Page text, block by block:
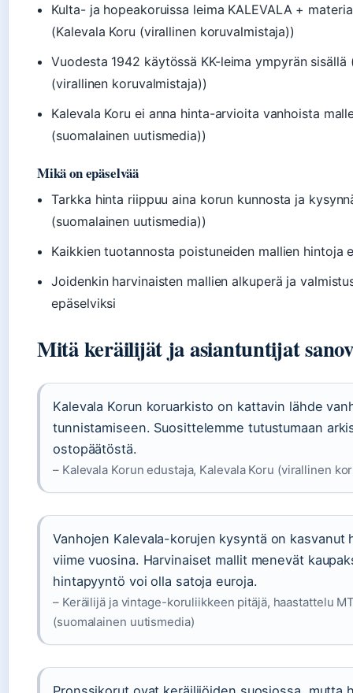
Kulta- ja hopeakoruissa leima KALEVALA +
(Kalevala Koru (virallinen koruvalmistaja))
Vuodesta 1942 käytössä KK-leima ympyrän sisällä
(virallinen koruvalmistaja))
Kalevala Koru ei anna hinta-arvioita vanhoista
(suomalainen uutismedia))
Mikä on epäselvää
Tarkka hinta riippuu aina korun kunnosta ja
(suomalainen uutismedia))
Kaikkien tuotannosta poistuneiden mallien hintoja
Joidenkin harvinaisten mallien alkuperä ja
epäselviksi
Mitä keräilijät ja asiantuntijat
Kalevala Korun koruarkisto on kattavin lähde
tunnistamiseen. Suosittelemme tutustumaan
ostopäätöstä.
– Kalevala Korun edustaja, Kalevala Koru (virallinen
Vanhojen Kalevala-korujen kysyntä on kasvanut
viime vuosina. Harvinaiset mallit menevät
hintapyyntö voi olla satoja euroja.
– Keräilijä ja vintage-koruliikkeen pitäjä, haastattelu
(suomalainen uutismedia)